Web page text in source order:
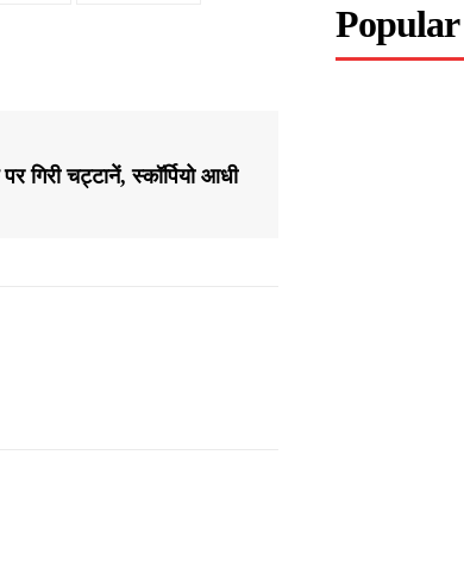
गिरी चट्टानें, स्कॉर्पियो आधी
Popular